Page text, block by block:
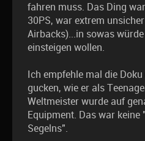
fahren muss. Das Ding
30PS, war extrem
Airbacks)...in sowas
einsteigen wollen.
Ich empfehle mal die
gucken, wie er als
Weltmeister wurde auf
Equipment. Das war keine
Segelns".